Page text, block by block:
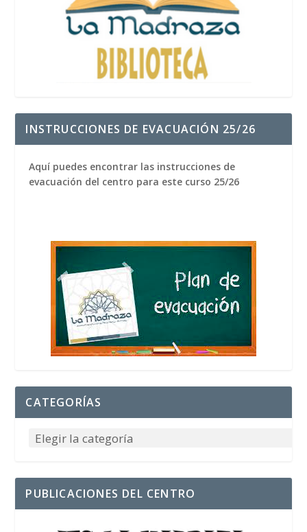
INSTRUCCIONES DE EVACUACIÓN 25/26
Aquí puedes encontrar las instrucciones de
evacuación del centro para este curso 25/26
CATEGORÍAS
PUBLICACIONES DEL CENTRO